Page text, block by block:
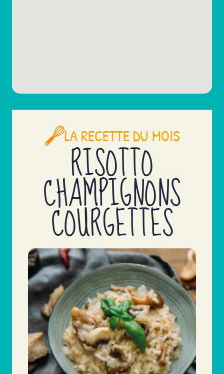
LA RECETTE DU MOIS
RISOTTO
CHAMPIGNONS
COURGETTES